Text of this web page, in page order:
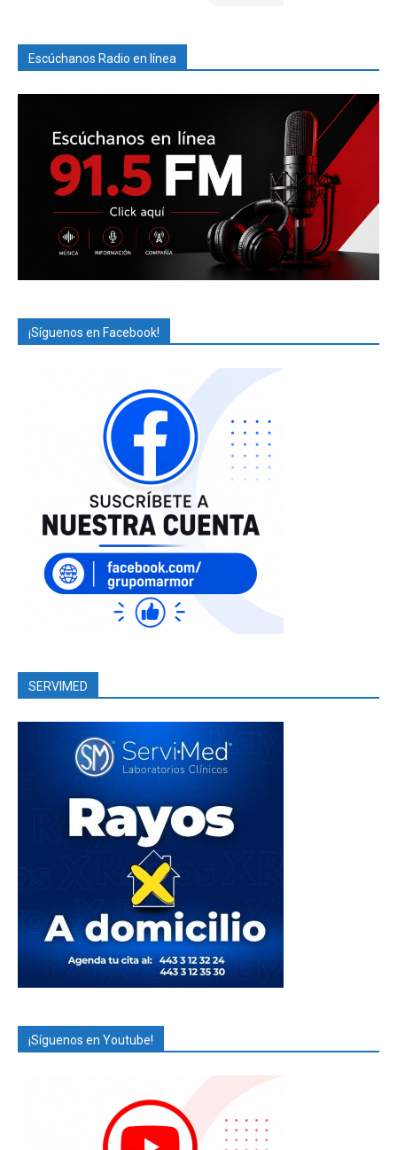
Escúchanos Radio en línea
¡Síguenos en Facebook!
SERVIMED
¡Síguenos en Youtube!